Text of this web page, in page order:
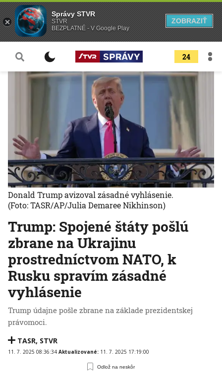
24
Trump: Spojené štáty pošlú
zbrane na Ukrajinu
prostredníctvom NATO, k
Rusku spravím zásadné
vyhlásenie
Trump údajne pošle zbrane na základe prezidentskej
právomoci.
TASR, STVR
11. 7. 2025 08:36:34 Aktualizované: 11. 7. 2025 17:19:00
Odlož na neskôr
Donald Trump avizoval zásadné vyhlásenie.
(Foto: TASR/AP/Julia Demaree Nikhinson)
Správy STVR
STVR
BEZPLATNÉ - V Google Play
ZOBRAZIŤ